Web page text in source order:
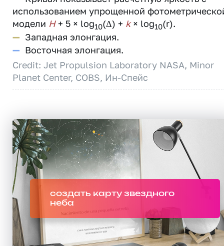
использованием упрощенной
модели H+ 5 × log10(Δ) + k× log10(r).
— Западная элонгация.
— Восточная элонгация.
Credit: Jet Propulsion Laboratory NASA, Minor
Planet Center, COBS, Ин-Спейс
создать карту звездного
неба